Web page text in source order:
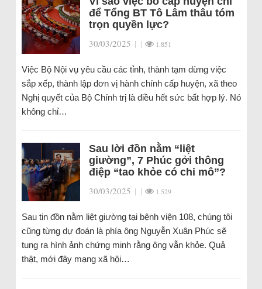
để Tổng BT Tô Lâm thâu tóm
trọn quyền lực?
30/03/2025 | | 1.851
Việc Bộ Nội vụ yêu cầu các tỉnh, thành tạm dừng việc
sắp xếp, thành lập đơn vị hành chính cấp huyện, xã theo
Nghị quyết của Bộ Chính trị là điều hết sức bất hợp lý. Nó
không chỉ…
Sau lời đồn nằm “liệt
giường”, 7 Phúc gởi thông
điệp “tao khỏe có chi mô”?
30/03/2025 | | 1.529
Sau tin đồn nằm liệt giường tại bệnh viện 108, chúng tôi
cũng từng dự đoán là phía ông Nguyễn Xuân Phúc sẽ
tung ra hình ảnh chứng minh rằng ông vẫn khỏe. Quả
thật, mới đây mạng xã hội…